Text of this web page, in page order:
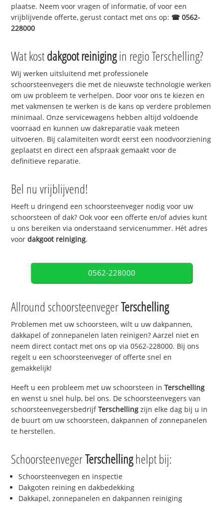
plaatse. Neem voor vragen of informatie, of voor een
vrijblijvende offerte, gerust contact met ons op: ☎ 0562-
228000
Wat kostdakgoot reinigingin regio Terschelling?
Wij werken uitsluitend met professionele
schoorsteenvegers die met de nieuwste technologie werken
om uw probleem te verhelpen. Door voor ons te kiezen en
met vakmensen te werken is de kans op verdere problemen
minimaal. Onze servicewagens hebben altijd voldoende
voorraad en kunnen uw dakreparatie vaak meteen
uitvoeren. Bij calamiteiten wordt eerst een noodvoorziening
geplaatst en direct een afspraak gemaakt voor de
definitieve reparatie.
Bel nu vrijblijvend!
Heeft u dringend een schoorsteenveger nodig voor uw
schoorsteen of dak? Ook voor een offerte en/of advies kunt
u ons bereiken via onderstaand servicenummer. Hét adres
voordakgoot reiniging.
0562-228000
Allround schoorsteenvegerTerschelling
Problemen met uw schoorsteen, wilt u uw dakpannen,
dakkapel of zonnepanelen laten reinigen? Aarzel niet en
neem direct contact met ons op via 0562-228000. Bij ons
regelt u een schoorsteenveger of offerte snel en
gemakkelijk!
Heeft u een probleem met uw schoorsteen inTerschelling
en wenst u snel hulp, bel ons. De schoorsteenvegers van
schoorsteenvegersbedrijfTerschelling zijn elke dag bij u in
de buurt om uw schoorsteen, dakpannen of zonnepanelen
te herstellen.
SchoorsteenvegerTerschellinghelpt bij:
Schoorsteenvegen en inspectie
Dakgoten reining en dakbedekking
Dakkapel, zonnepanelen en dakpannen reiniging